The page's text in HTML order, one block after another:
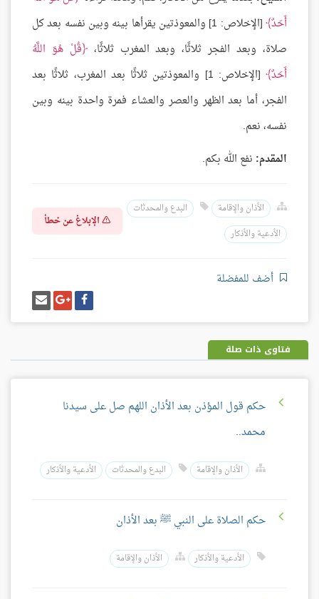
أَحَدٌ
[الإخلاص: 1] والمعوذتين يقرأها بينه وبين نفسه بعد كل
صلاة، وبعد الفجر ثلاثًا، وبعد المغرب ثلاثًا، قُلْ هُوَ اللَّهُ
أَحَدٌ
[الإخلاص: 1] والمعوذتين ثلاثًا بعد المغرب، ثلاثًا بعد
الفجر، أما بعد الظهر والعصر والعشاء فمرة واحدة بينه وبين
نفسه، نعم.
المقدم: نفع الله بكم.
الأذان والإقامة
البدع والمحدثات
الأدعية والأذكار
الإبلاغ عن خطأ
أضف للمفضلة
شارك
على
فيسبوك
شارك
على
غوغل
بلس
إرسل
إيميل
فتاوى ذات صلة
حكم قول المؤذن بعد الأذان اللهم صل على سيدنا
محمد..
الأذان والإقامة البدع والمحدثات الأدعية والأذكار
حكم الصلاة على النبي ﷺ بعد الأذان
الأدعية والأذكار الأذان والإقامة